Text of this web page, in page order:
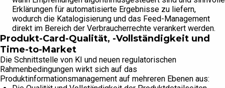
Erklärungen für automatisierte Ergebnisse zu liefern,
wodurch die Katalogisierung und das Feed-Management
direkt im Bereich der Verbraucherrechte verankert werden.
Produkt-Card-Qualität, -Vollständigkeit und
Time-to-Market
Die Schnittstelle von KI und neuen regulatorischen
Rahmenbedingungen wirkt sich auf das
Produktinformationsmanagement auf mehreren Ebenen aus: